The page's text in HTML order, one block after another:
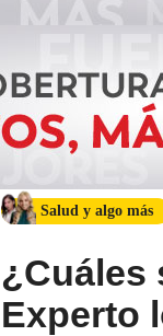
Salud y algo más
¿Cuáles
Experto